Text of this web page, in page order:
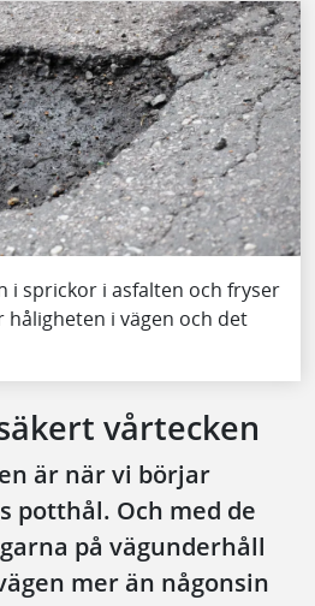
i sprickor i asfalten och fryser
i vägen och det
vårtecken
är när vi börjar
potthål. Och med de
på vägunderhåll
mer än någonsin